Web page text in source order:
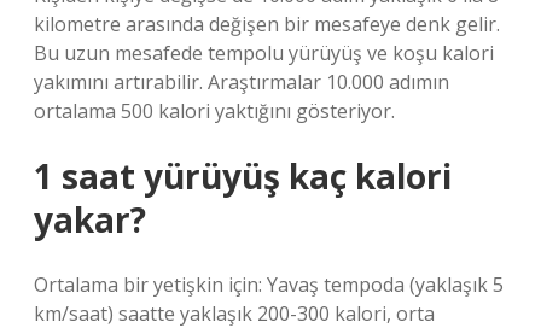
kilometre arasında değişen bir mesafeye denk gelir.
Bu uzun mesafede tempolu yürüyüş ve koşu kalori
yakımını artırabilir. Araştırmalar 10.000 adımın
ortalama 500 kalori yaktığını gösteriyor.
1 saat yürüyüş kaç kalori
yakar?
Ortalama bir yetişkin için: Yavaş tempoda (yaklaşık 5
km/saat) saatte yaklaşık 200-300 kalori, orta